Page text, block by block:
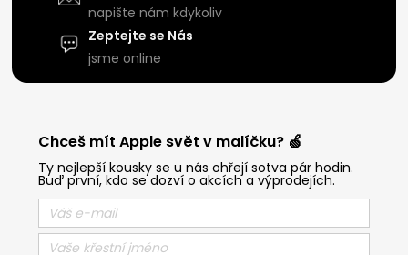
napište nám kdykoliv
Zeptejte se Nás
jsme online
Chceš mít Apple svět v malíčku? 🍏
Ty nejlepší kousky se u nás ohřejí sotva pár hodin.
Buď první, kdo se dozví o akcích a výprodejích.